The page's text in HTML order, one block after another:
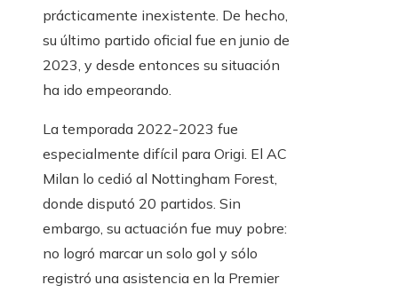
prácticamente inexistente. De hecho,
su último partido oficial fue en junio de
2023, y desde entonces su situación
ha ido empeorando.
La temporada 2022-2023 fue
especialmente difícil para Origi. El AC
Milan lo cedió al Nottingham Forest,
donde disputó 20 partidos. Sin
embargo, su actuación fue muy pobre: ​​
no logró marcar un solo gol y sólo
registró una asistencia en la Premier